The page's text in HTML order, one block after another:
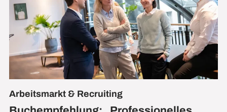
Arbeitsmarkt & Recruiting